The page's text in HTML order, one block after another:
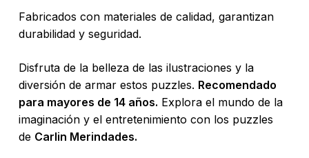
Fabricados con materiales de calidad, garantizan
durabilidad y seguridad.
Disfruta de la belleza de las ilustraciones y la
diversión de armar estos puzzles. Recomendado
para mayores de 14 años. Explora el mundo de la
imaginación y el entretenimiento con los puzzles
de Carlin Merindades.